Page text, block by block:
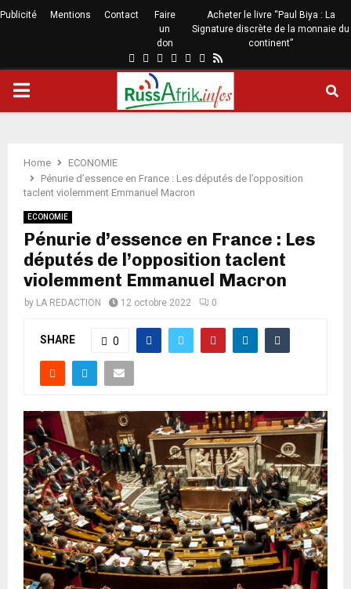
Publicité Mentions Contact
Faire
un
don
Acheter le livre “Paul Biya : La
Signature discrète de la monnaie du
continent”
Home
ECONOMIE
Pénurie d’essence en France : Les députés de l’opposition
taclent violemment Emmanuel Macron
ECONOMIE
Pénurie d’essence en France : Les
députés de l’opposition taclent
violemment Emmanuel Macron
by LA REDACTION 12 octobre 2022 0
SHARE 0